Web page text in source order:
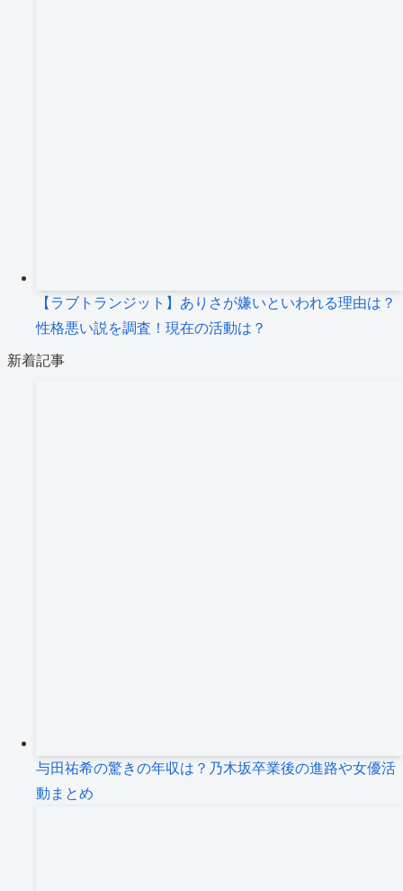
【ラブトランジット】ありさが嫌いといわれる理由は？
性格悪い説を調査！現在の活動は？
新着記事
与田祐希の驚きの年収は？乃木坂卒業後の進路や女優活
動まとめ